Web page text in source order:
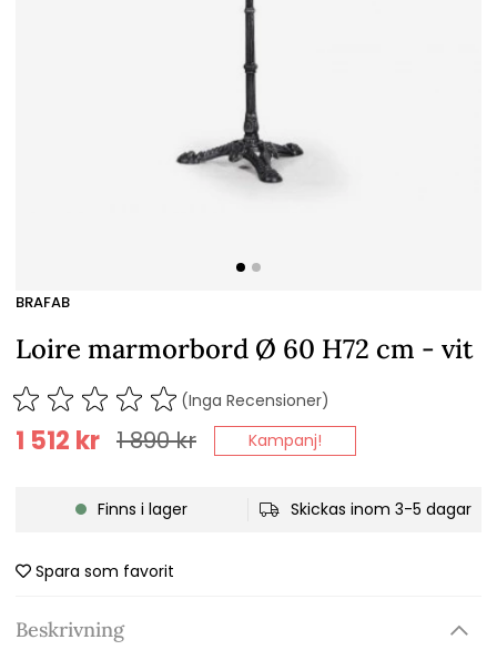
BRAFAB
Loire marmorbord Ø 60 H72 cm - vit
(Inga Recensioner)
1 890kr
1 512 kr Kampanj!
Finns i lager Skickas inom 3-5 dagar
Spara som favorit
Beskrivning